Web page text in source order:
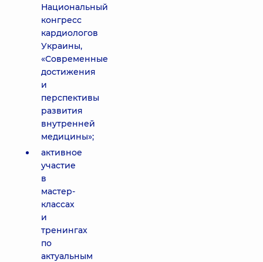
Национальный
конгресс
кардиологов
Украины,
«Современные
достижения
и
перспективы
развития
внутренней
медицины»;
активное
участие
в
мастер-
классах
и
тренингах
по
актуальным